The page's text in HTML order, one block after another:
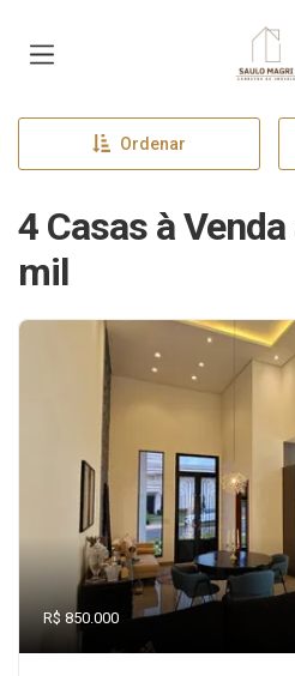
Ordenar
4 Casas à
mil
R$ 850.000